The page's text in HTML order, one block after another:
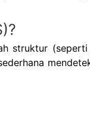
struktur